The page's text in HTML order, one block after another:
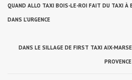
QUAND ALLO TAXI BOIS-LE-ROI FAIT DU TAXI À
DANS L’URGENCE
DANS LE SILLAGE DE FIRST TAXI AIX-